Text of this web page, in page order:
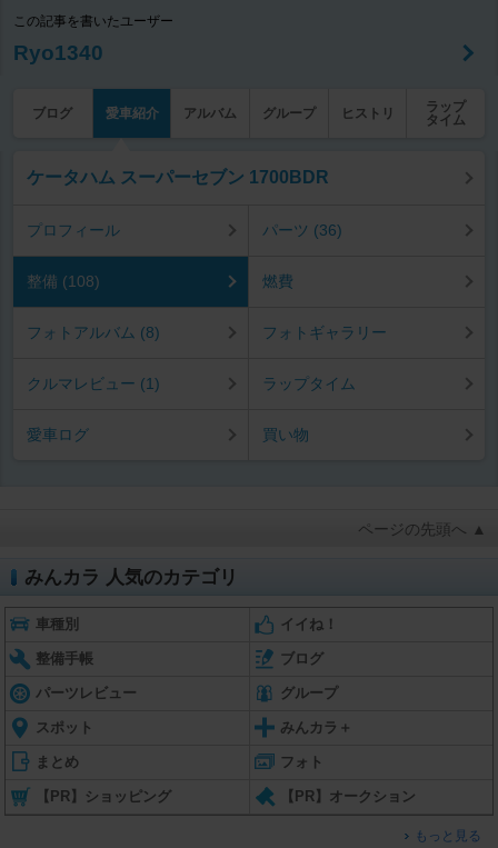
この記事を書いたユーザー
Ryo1340
ブログ 愛車紹介 アルバム グループ ヒストリ
ラップ
タイム
ケータハム スーパーセブン 1700BDR
プロフィール パーツ (36)
整備 (108) 燃費
フォトアルバム (8) フォトギャラリー
クルマレビュー (1) ラップタイム
愛車ログ 買い物
ページの先頭へ ▲
みんカラ 人気のカテゴリ
車種別 イイね！
整備手帳 ブログ
パーツレビュー グループ
スポット みんカラ＋
まとめ フォト
【PR】ショッピング 【PR】オークション
もっと見る